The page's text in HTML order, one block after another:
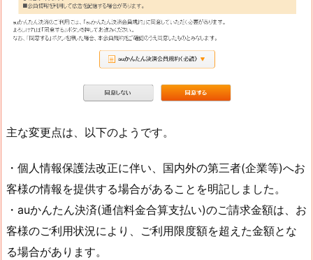
主な変更点は、以下のようです。
・個人情報保護法改正に伴い、国内外の第三者(企業等)へお
客様の情報を提供する場合があることを明記しました。
・auかんたん決済(通信料金合算支払い)のご請求金額は、お
客様のご利用状況により、ご利用限度額を超えた金額とな
る場合があります。